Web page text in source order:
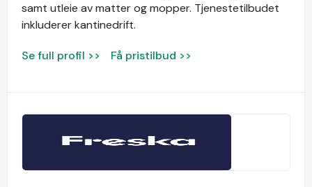
samt utleie av matter og mopper. Tjenestetilbudet
inkluderer kantinedrift.
Se full profil >> Få pristilbud >>